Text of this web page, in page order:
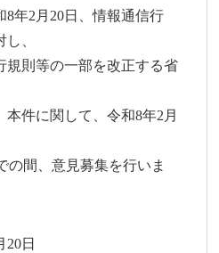
2月20日、情報通信行
、
則等の一部を改正する省
件に関して、令和8年2月
間、意見募集を行いま
日